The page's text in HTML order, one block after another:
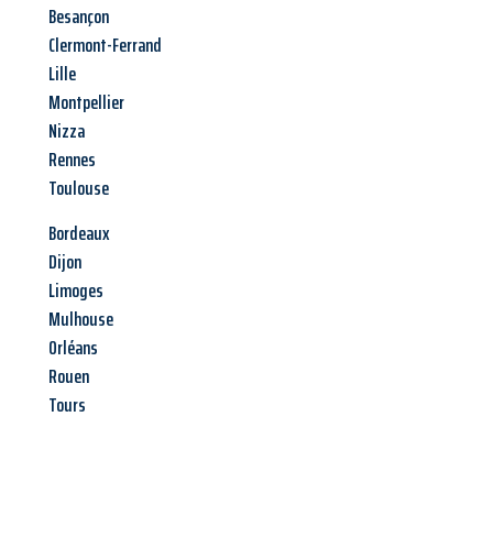
Besançon
Clermont-Ferrand
Lille
Montpellier
Nizza
Rennes
Toulouse
Bordeaux
Dijon
Limoges
Mulhouse
Orléans
Rouen
Tours